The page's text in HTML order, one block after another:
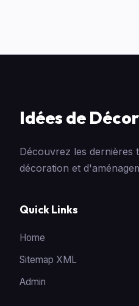
Idées de
Découvrez les dernières
décoration et
Quick Links
Home
Sitemap XML
Admin